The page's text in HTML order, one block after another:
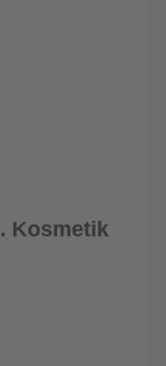
Kosmetik